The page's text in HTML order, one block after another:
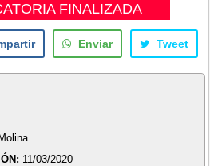
FINALIZADA
Enviar Tweet
11/03/2020